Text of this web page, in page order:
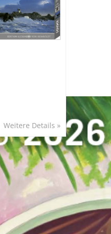
Weitere Details »